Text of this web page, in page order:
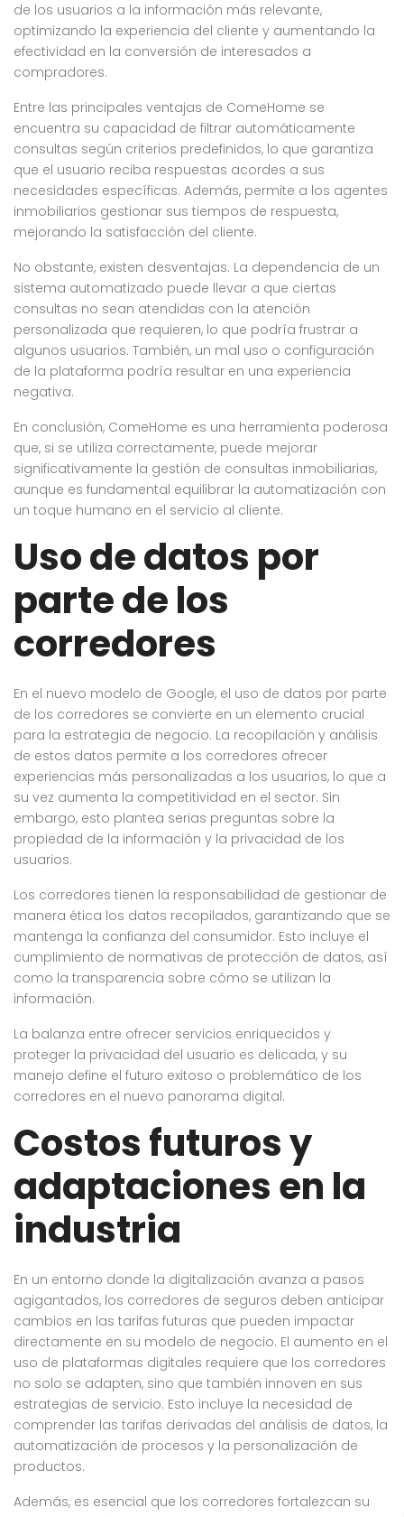
de los usuarios a la información más relevante,
optimizando la experiencia del cliente y aumentando la
efectividad en la conversión de interesados a
compradores.
Entre las principales ventajas de ComeHome se
encuentra su capacidad de filtrar automáticamente
consultas según criterios predefinidos, lo que garantiza
que el usuario reciba respuestas acordes a sus
necesidades específicas. Además, permite a los agentes
inmobiliarios gestionar sus tiempos de respuesta,
mejorando la satisfacción del cliente.
No obstante, existen desventajas. La dependencia de un
sistema automatizado puede llevar a que ciertas
consultas no sean atendidas con la atención
personalizada que requieren, lo que podría frustrar a
algunos usuarios. También, un mal uso o configuración
de la plataforma podría resultar en una experiencia
negativa.
En conclusión, ComeHome es una herramienta poderosa
que, si se utiliza correctamente, puede mejorar
significativamente la gestión de consultas inmobiliarias,
aunque es fundamental equilibrar la automatización con
un toque humano en el servicio al cliente.
Uso de datos por
parte de los
corredores
En el nuevo modelo de Google, el uso de datos por parte
de los corredores se convierte en un elemento crucial
para la estrategia de negocio. La recopilación y análisis
de estos datos permite a los corredores ofrecer
experiencias más personalizadas a los usuarios, lo que a
su vez aumenta la competitividad en el sector. Sin
embargo, esto plantea serias preguntas sobre la
propiedad de la información y la privacidad de los
usuarios.
Los corredores tienen la responsabilidad de gestionar de
manera ética los datos recopilados, garantizando que se
mantenga la confianza del consumidor. Esto incluye el
cumplimiento de normativas de protección de datos, así
como la transparencia sobre cómo se utilizan la
información.
La balanza entre ofrecer servicios enriquecidos y
proteger la privacidad del usuario es delicada, y su
manejo define el futuro exitoso o problemático de los
corredores en el nuevo panorama digital.
Costos futuros y
adaptaciones en la
industria
En un entorno donde la digitalización avanza a pasos
agigantados, los corredores de seguros deben anticipar
cambios en las tarifas futuras que pueden impactar
directamente en su modelo de negocio. El aumento en el
uso de plataformas digitales requiere que los corredores
no solo se adapten, sino que también innoven en sus
estrategias de servicio. Esto incluye la necesidad de
comprender las tarifas derivadas del análisis de datos, la
automatización de procesos y la personalización de
productos.
Además, es esencial que los corredores fortalezcan su